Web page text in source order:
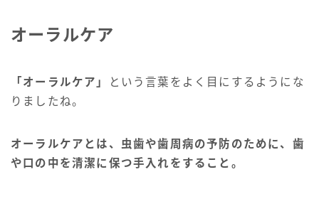
オーラルケア
「オーラルケア」
という言葉をよく目にするようにな
りましたね。
オーラルケアとは、 虫歯や歯周病の予防のために、歯
や口の中を清潔に保つ手入れをすること。